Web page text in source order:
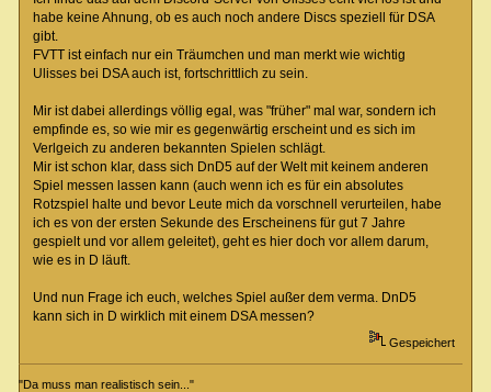
habe keine Ahnung, ob es auch noch andere Discs speziell für DSA
gibt.
FVTT ist einfach nur ein Träumchen und man merkt wie wichtig
Ulisses bei DSA auch ist, fortschrittlich zu sein.
Mir ist dabei allerdings völlig egal, was "früher" mal war, sondern ich
empfinde es, so wie mir es gegenwärtig erscheint und es sich im
Verlgeich zu anderen bekannten Spielen schlägt.
Mir ist schon klar, dass sich DnD5 auf der Welt mit keinem anderen
Spiel messen lassen kann (auch wenn ich es für ein absolutes
Rotzspiel halte und bevor Leute mich da vorschnell verurteilen, habe
ich es von der ersten Sekunde des Erscheinens für gut 7 Jahre
gespielt und vor allem geleitet), geht es hier doch vor allem darum,
wie es in D läuft.
Und nun Frage ich euch, welches Spiel außer dem verma. DnD5
kann sich in D wirklich mit einem DSA messen?
Gespeichert
"Da muss man realistisch sein..."